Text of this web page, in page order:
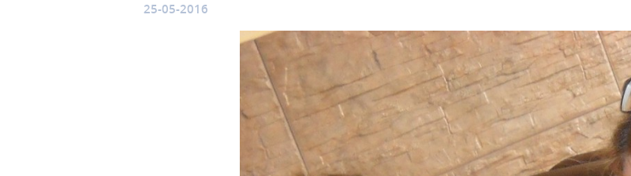
25-05-2016